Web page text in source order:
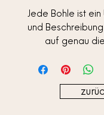
Jede Bohle ist
und
auf genau